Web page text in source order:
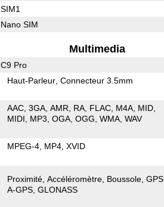
SIM1
Nano SIM
Multimedia
C9 Pro
Haut-Parleur Connecteur 3.5mm
AAC 3GA AMR RA FLAC M4A MID
MIDI
MP3 OGA OGG WMA WAV
MPEG-4 MP4 XVID
Proximité Accéléromètre Boussole GPS
A-GPS GLONASS